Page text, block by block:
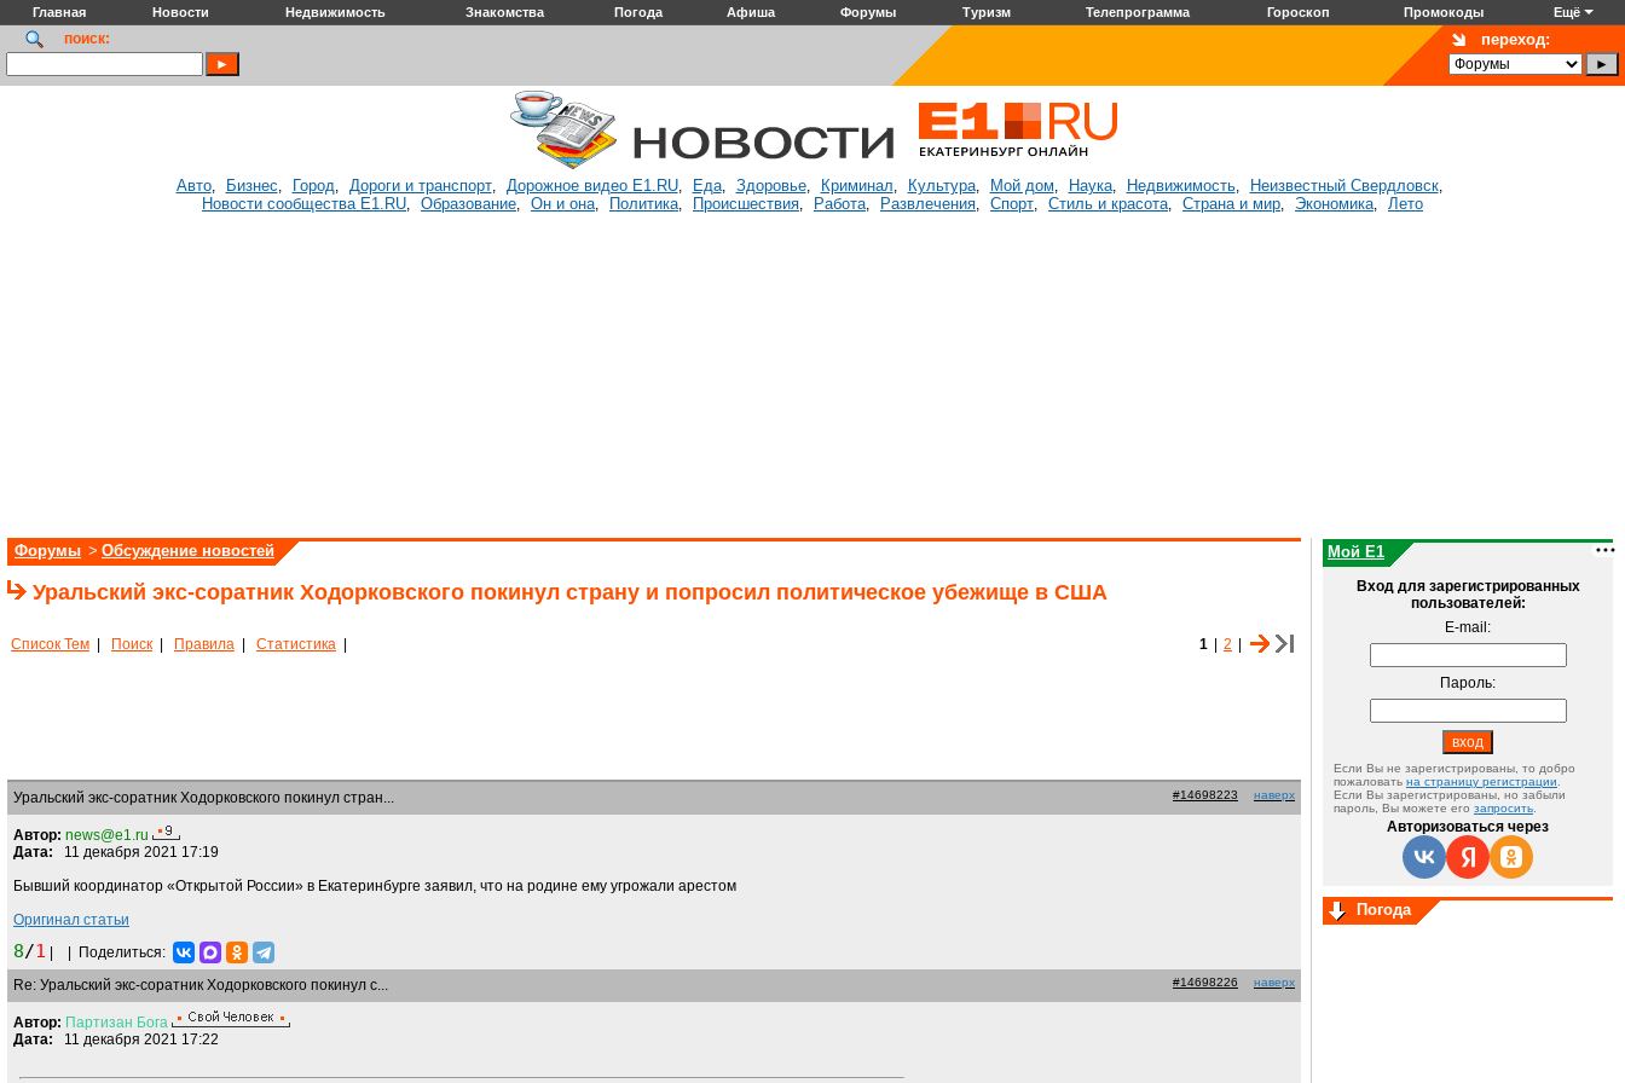
Главная Новости Недвижимость Знакомства Погода Афиша Форумы Туризм Телепрограмма Гороскоп Промокоды Ещё
поиск: переход:
Авто, Бизнес, Город, Дороги и транспорт, Дорожное видео E1.RU, Еда, Здоровье, Криминал, Культура, Мой дом, Наука, Недвижимость, Неизвестный Свердловск,
Новости сообщества E1.RU, Образование, Он и она, Политика, Происшествия, Работа, Развлечения, Спорт, Стиль и красота, Страна и мир, Экономика, Лето
Форумы > Обсуждение новостей
Уральский экс-соратник Ходорковского покинул страну и попросил политическое убежище в США
Список Тем Поиск Правила Статистика 1 2
Уральский экс-соратник Ходорковского покинул стран... #14698223 наверх
Автор: news@e1.ru
Дата: 11 декабря 2021 17:19
Бывший координатор «Открытой России» в Екатеринбурге заявил, что на родине ему угрожали арестом
Оригинал статьи
8/1
Поделиться:
Re: Уральский экс-соратник Ходорковского покинул с...
#14698226 наверх
Автор: Партизан Бога
Дата: 11 декабря 2021 17:22
Мой E1
Вход для зарегистрированных
пользователей:
E-mail:
Пароль:
Если Вы не зарегистрированы, то добро
пожаловать на страницу регистрации
Если Вы зарегистрированы, но забыли
пароль, Вы можете его запросить
Авторизоваться через
Погода